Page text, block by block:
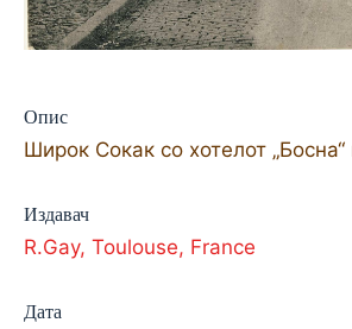
Опис
Широк Сокак со хотелот „Босна“
Издавач
R.Gay, Toulouse, France
Дата